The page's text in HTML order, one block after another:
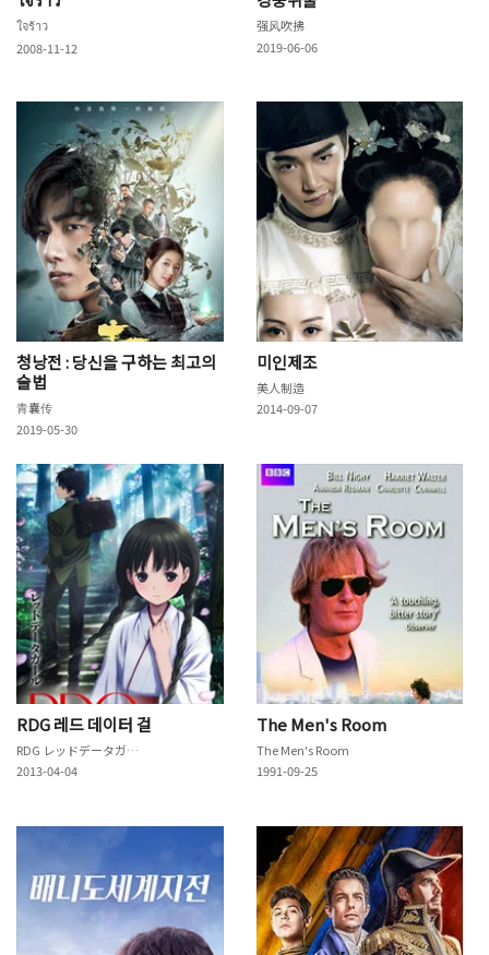
ใจร้าว
2008-11-12
强风吹拂
2019-06-06
청낭전 : 당신을 구하는 최고의
술법
青囊传
2019-05-30
미인제조
美人制造
2014-09-07
RDG 레드 데이터 걸
RDG レッドデータガール
2013-04-04
The Men's Room
The Men's Room
1991-09-25